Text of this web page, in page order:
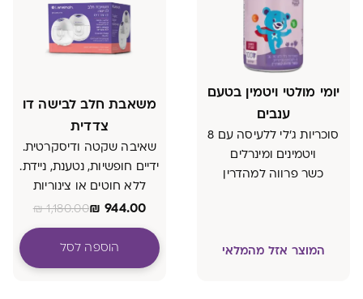
יומי מולטי ויטמין בטעם
ענבים
סוכריות ג'לי ללעיסה עם 8
ויטמינים ומינרלים
כשר פרווה למהדרין
המוצר אזל מהמלאי
משאבת חלב לבישה דו
צדדית
שאיבה שקטה ודיסקרטית.
ידיים חופשיות, נטענת, ניידת.
ללא חוטים או צינוריות
₪ 944.00
₪1,180.00
הוספה לסל